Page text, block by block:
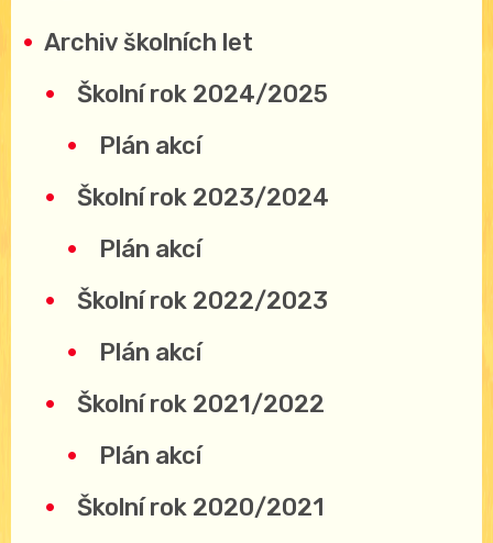
Archiv školních let
Školní rok 2024/2025
Plán akcí
Školní rok 2023/2024
Plán akcí
Školní rok 2022/2023
Plán akcí
Školní rok 2021/2022
Plán akcí
Školní rok 2020/2021